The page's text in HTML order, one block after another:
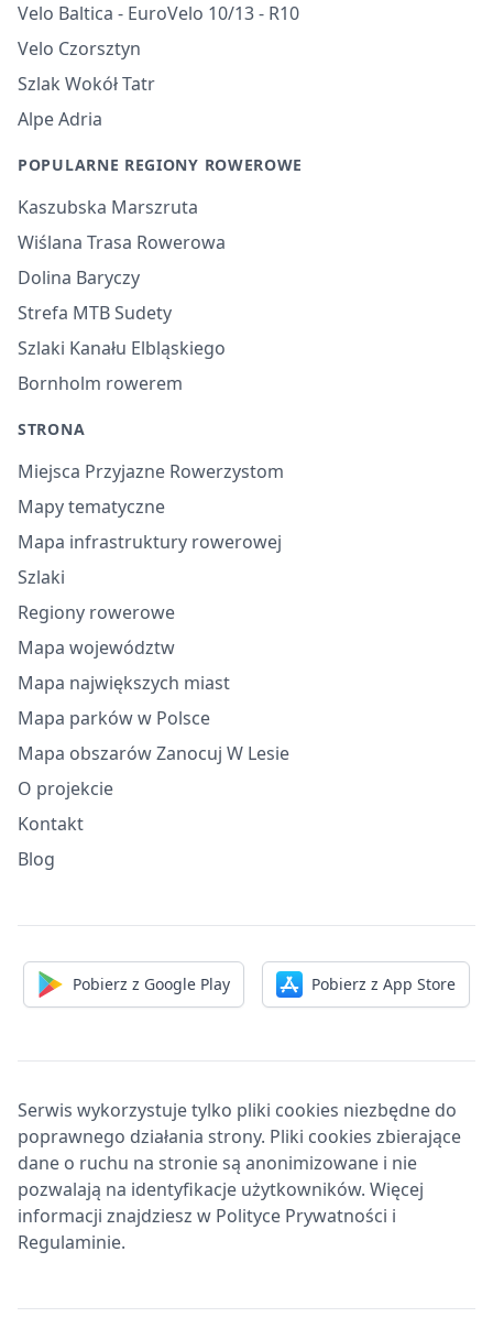
Velo Baltica - EuroVelo 10/13 - R10
Velo Czorsztyn
Szlak Wokół Tatr
Alpe Adria
POPULARNE REGIONY ROWEROWE
Kaszubska Marszruta
Wiślana Trasa Rowerowa
Dolina Baryczy
Strefa MTB Sudety
Szlaki Kanału Elbląskiego
Bornholm rowerem
STRONA
Miejsca Przyjazne Rowerzystom
Mapy tematyczne
Mapa infrastruktury rowerowej
Szlaki
Regiony rowerowe
Mapa województw
Mapa największych miast
Mapa parków w Polsce
Mapa obszarów Zanocuj W Lesie
O projekcie
Kontakt
Blog
Pobierz z Google Play Pobierz z App Store
Serwis wykorzystuje tylko pliki cookies niezbędne do
poprawnego działania strony. Pliki cookies zbierające
dane o ruchu na stronie są anonimizowane i nie
pozwalają na identyfikacje użytkowników. Więcej
informacji znajdziesz w Polityce Prywatności i
Regulaminie.